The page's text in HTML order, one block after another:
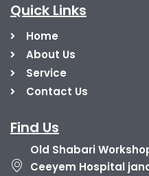
Quick Links
Home
About Us
Service
Contact Us
Find Us
Old Shabari
Ceeyem Hospital